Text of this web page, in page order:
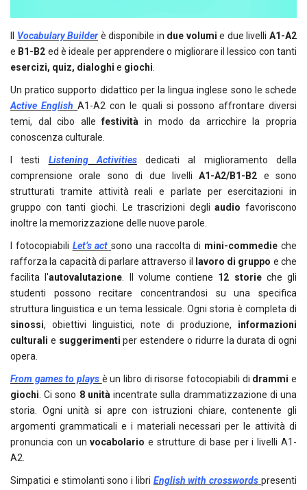
Vocabulary Builderè disponibile in due volumi e due livelliA1-A2
e B1-B2 ed è ideale per apprendere o migliorare il lessico con tanti
esercizi, quiz, dialoghi e giochi
Un pratico supporto didattico per la lingua inglese sono le schede
Active English A1-A2 con le quali si possono affrontare diversi
temi, dal cibo allefestività in modo da arricchire la propria
conoscenza culturale.
I testi Listening Activitiesdedicati al miglioramento della
comprensione orale sono di due livelliA1-A2/B1-B2 e sono
strutturati tramite attività reali e parlate per esercitazioni in
gruppo con tanti giochi. Le trascrizioni degliaudio favoriscono
inoltre la memorizzazione delle nuove parole.
I fotocopiabili Let’s act sono una raccolta di mini-commedie che
rafforza la capacità di parlare attraverso il
lavoro di gruppo e che
facilita l'autovalutazione . Il volume contiene 12 storieche gli
studenti possono recitare concentrandosi su una specifica
struttura linguistica e un tema lessicale. Ogni storia è completa di
sinossi, obiettivi linguistici, note di produzione, informazioni
culturali e suggerimenti per estendere o ridurre la durata di ogni
opera.
From games to plays è un libro di risorse fotocopiabili di drammi e
giochi . Ci sono 8 unità incentrate sulla drammatizzazione di una
storia. Ogni unità si apre con istruzioni chiare, contenente gli
argomenti grammaticali e i materiali necessari per le attività di
pronuncia con unvocabolario e strutture di base per i livelli A1-
A2.
Simpatici e stimolanti sono i libri English with crosswords presenti